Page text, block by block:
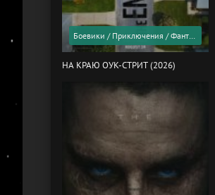
Боевики / Приключения / Фантастика / Фильмы 2026 года / Скоро в кино
НА КРАЮ ОУК-СТРИТ (2026)